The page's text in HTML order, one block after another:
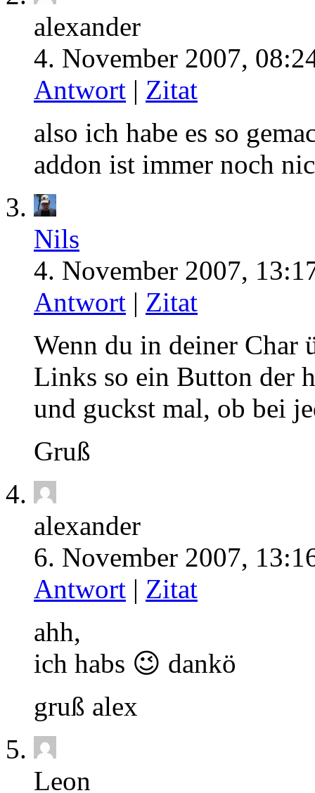
alexander
4. November 2007,
Antwort | Zitat
also ich habe es so
addon ist immer noch
Nils
4. November 2007,
Antwort | Zitat
Wenn du in deiner Char
Links so ein Button der
und guckst mal, ob bei
Gruß
alexander
6. November 2007,
Antwort | Zitat
ahh,
ich habs 😉 dankö
gruß alex
Leon